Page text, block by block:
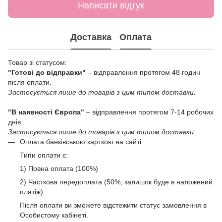
Написати відгук
Доставка Оплата
Товар зі статусом:
"Готові до відправки" – відправлення протягом 48 годин
після оплати.
Застосується лише до товарів з цим типом доставки.
"В наявності Європа" – відправлення протягом 7-14 робочих
днів.
Застосується лише до товарів з цим типом доставки.
Оплата банківською карткою на сайті
Типи оплати є:
1) Повна оплата (100%)
2) Часткова передоплата (50%, залишок буде в наложений
платіж)
Після оплати ви зможете відстежити статус замовлення в
Особистому кабінеті.